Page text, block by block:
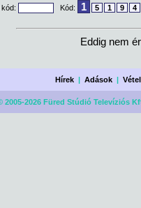
kód:
Kód: 1 5 1 9 4
Eddig nem
Hírek |Adások |
2026 Füred Stúdió Televíziós